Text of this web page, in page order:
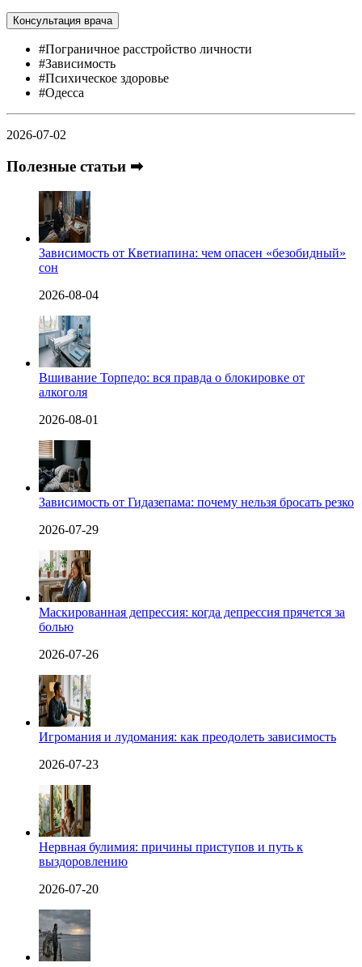
Консультация врача
#Пограничное расстройство личности
#Зависимость
#Психическое здоровье
#Одесса
2026-07-02
Полезные статьи ➡
Зависимость от Кветиапина: чем опасен «безобидный»
сон
2026-08-04
Вшивание Торпедо: вся правда о блокировке от
алкоголя
2026-08-01
Зависимость от Гидазепама: почему нельзя бросать резко
2026-07-29
Маскированная депрессия: когда депрессия прячется за
болью
2026-07-26
Игромания и лудомания: как преодолеть зависимость
2026-07-23
Нервная булимия: причины приступов и путь к
выздоровлению
2026-07-20